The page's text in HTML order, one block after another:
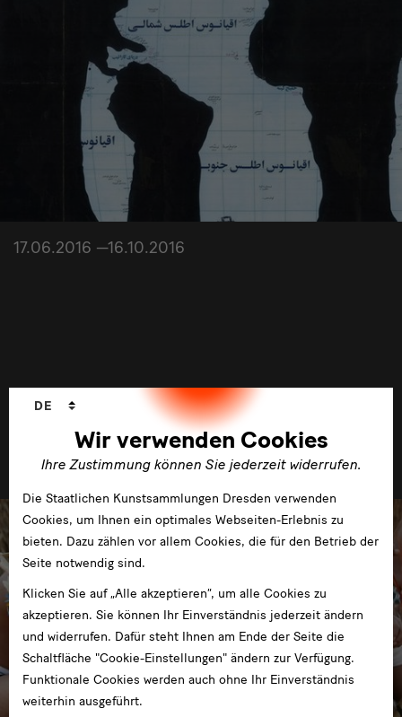
17.06.2016 —16.10.2016
GRASSI invites #2: dazwischen /in/ between
im GRASSI Museum Leipzig
Wir verwenden Cookies
Ihre Zustimmung können Sie jederzeit widerrufen.
DE
Die Staatlichen Kunstsammlungen Dresden verwenden
Cookies, um Ihnen ein optimales Webseiten-Erlebnis zu
bieten. Dazu zählen vor allem Cookies, die für den Betrieb der
Seite notwendig sind.
Klicken Sie auf „Alle akzeptieren“, um alle Cookies zu
akzeptieren. Sie können Ihr Einverständnis jederzeit ändern
und widerrufen. Dafür steht Ihnen am Ende der Seite die
Schaltfläche "Cookie-Einstellungen" ändern zur Verfügung.
Funktionale Cookies werden auch ohne Ihr Einverständnis
weiterhin ausgeführt.